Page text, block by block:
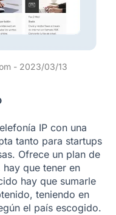
IP con una
tanto para startups
Ofrece un plan de
que tener en
hay que sumarle
teniendo en
el país escogido.
- 2023/03/13